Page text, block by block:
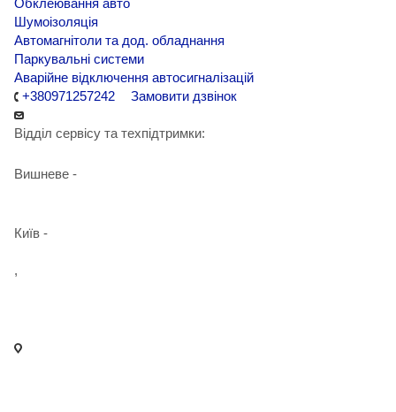
Обклеювання авто
Шумоізоляція
Автомагнітоли та дод. обладнання
Паркувальні системи
Аварійне відключення автосигналізацій
+380971257242
Замовити дзвінок
Відділ сервісу та техпідтримки:
Вишневе -
Київ -
,